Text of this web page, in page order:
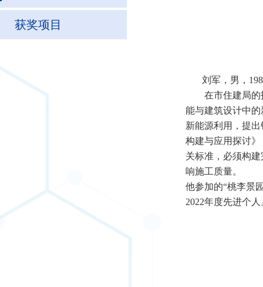
获奖项目
刘军， 男，
在市住建局
能与建筑设计中
新能源利用，提
构建与应用探讨
关标准，必须构
响施工质量。
他参加的“桃李景
2022年度先进个人